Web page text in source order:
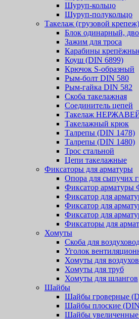
Шуруп-кольцо
Шуруп-полукольцо
Такелаж (грузовой крепеж)
Блок одинарный,
Зажим для троса
Карабины
Коуш (DIN 6899)
Крючок S-образный
Рым-болт DIN 580
Рым-гайка DIN 582
Скоба такелажная
Соединитель цепей
Такелаж
Такелажный крюк
Талрепы (DIN 1478)
Талрепы (DIN 1480)
Трос стальной
Цепи такелажные
Фиксаторы для арматуры
Опора для сыпучих
Фиксатор арматуры
Фиксатор для
Фиксатор для
Фиксатор для
Фиксаторы для
Хомуты
Скоба для
Уголок
Хомуты для
Хомуты для труб
Хомуты для шлангов
Шайбы
Шайбы гроверные
Шайбы плоские
Шайбы